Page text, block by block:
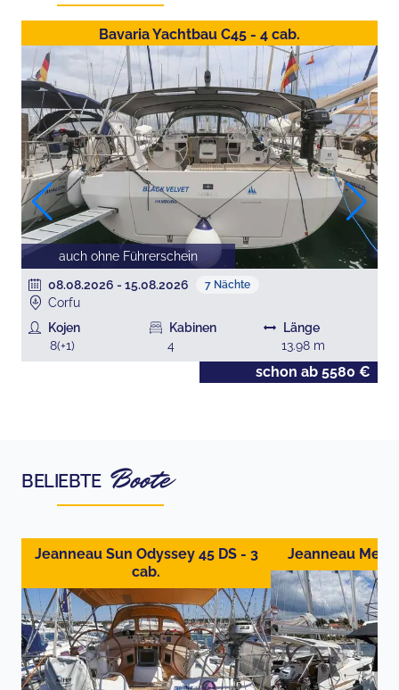
Bavaria Yachtbau C45 - 4 cab.
auch ohne Führerschein
08.08.2026 - 15.08.2026 7 Nächte
Corfu
Kojen
8(+1)
Kabinen
4
Länge
13.98 m
schon ab 5580 €
BELIEBTE Boote
Jeanneau Sun Odyssey 45 DS - 3
cab.
Jeanneau